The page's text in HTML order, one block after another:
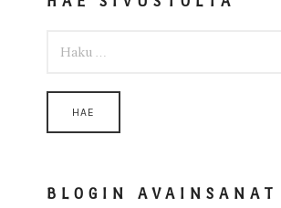
BLOGIN AVAINSANAT